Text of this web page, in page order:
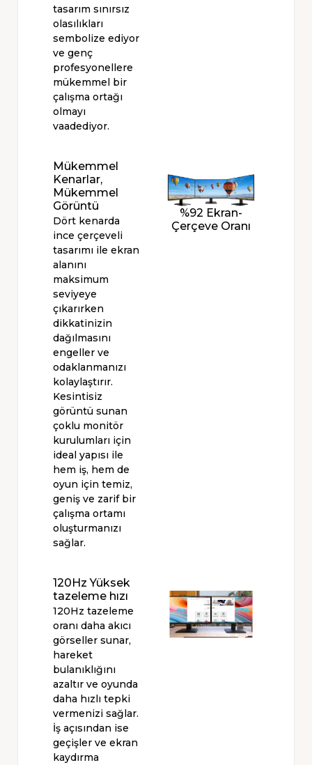
tasarım sınırsız
olasılıkları
sembolize ediyor
ve genç
profesyonellere
mükemmel bir
çalışma ortağı
olmayı
vaadediyor.
Mükemmel
Kenarlar,
Mükemmel
Görüntü
Dört kenarda
ince çerçeveli
tasarımı ile ekran
alanını
maksimum
seviyeye
çıkarırken
dikkatinizin
dağılmasını
engeller ve
odaklanmanızı
kolaylaştırır.
Kesintisiz
görüntü sunan
çoklu monitör
kurulumları için
ideal yapısı ile
hem iş, hem de
oyun için temiz,
geniş ve zarif bir
çalışma ortamı
oluşturmanızı
sağlar.
%92 Ekran-
Çerçeve Oranı
120Hz Yüksek
tazeleme hızı
120Hz tazeleme
oranı daha akıcı
görseller sunar,
hareket
bulanıklığını
azaltır ve oyunda
daha hızlı tepki
vermenizi sağlar.
İş açısından ise
geçişler ve ekran
kaydırma